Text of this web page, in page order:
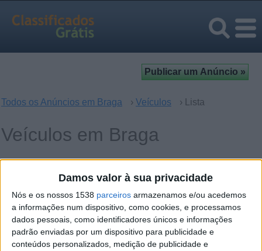
Damos valor à sua privacidade
Nós e os nossos 1538 parceiros armazenamos e/ou acedemos
a informações num dispositivo, como cookies, e processamos
dados pessoais, como identificadores únicos e informações
padrão enviadas por um dispositivo para publicidade e
conteúdos personalizados, medição de publicidade e
Todos os Anúncios em Braga › Veículos › Lista
Veículos em Braga
Carros
Peças e acessórios carros 2
Áudio e Vídeo para Carros 0
Motocicletas - Scooters 6